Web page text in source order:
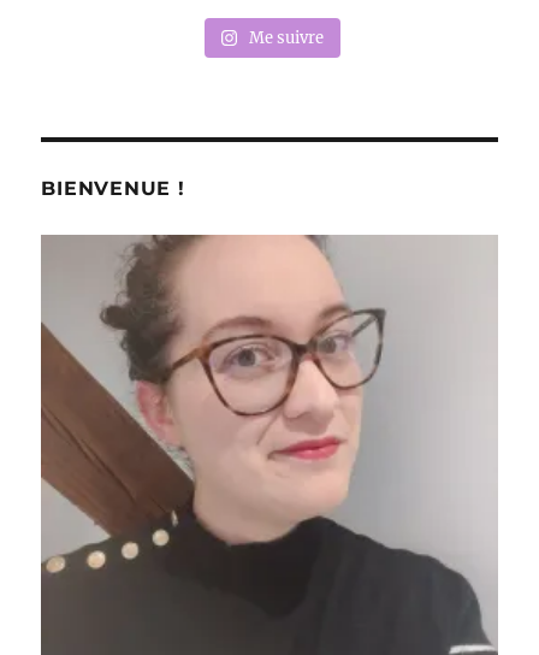
Me suivre
BIENVENUE !